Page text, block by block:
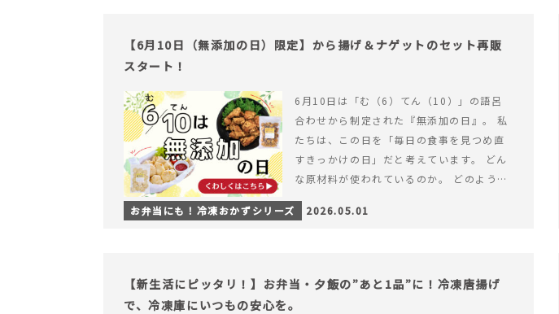
【6月10日（無添加の日）限定】から揚げ＆ナゲットのセット再販
スタート！
6月10日は「む（6）てん（10）」の語呂
合わせから制定された『無添加の日』。 私
たちは、この日を「毎日の食事を見つめ直
すきっかけの日」だと考えています。 どん
な原材料が使われているのか。 どのように
つくられているのか。&hellip; 続きを読む
【6月10日（無添加の日）限定】から揚げ
お弁当にも！冷凍おかずシリーズ 2026.05.01
【新生活にピッタリ！】お弁当・夕飯の”あと1品”に！冷凍唐揚げ
で、冷凍庫にいつもの安心を。